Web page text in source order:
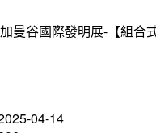
曼谷國際發明展-【組合
04-14